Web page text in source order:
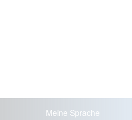
Meine Sprache